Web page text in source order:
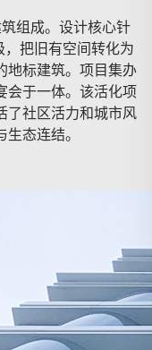
组成。设计核心针
把旧有空间转化为
地标建筑。项目集办
会于一体。该活化项
了社区活力和城市风
态连结。